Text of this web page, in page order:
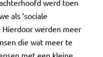
werd toen
als ‘sociale
Hierdoor werden meer
die wat meer te
met een kleine